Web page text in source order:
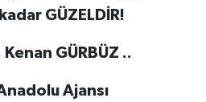
GÜZELDİR!
GÜRBÜZ ..
Ajansı